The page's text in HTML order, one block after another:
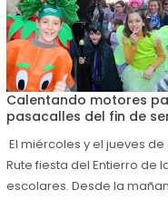
Calentando motores
pasacalles del fin de
El miércoles y el jueves
Rute fiesta del Entierro de
escolares. Desde la